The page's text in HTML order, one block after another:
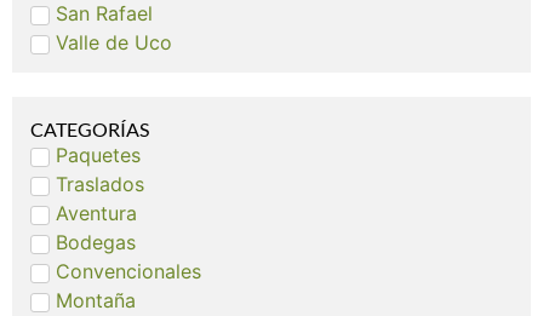
San Rafael
Valle de Uco
CATEGORÍAS
Paquetes
Traslados
Aventura
Bodegas
Convencionales
Montaña